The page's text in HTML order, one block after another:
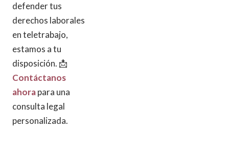
defender tus
derechos laborales
en teletrabajo,
estamos a tu
disposición. 📩
Contáctanos
ahorapara una
consulta legal
personalizada.